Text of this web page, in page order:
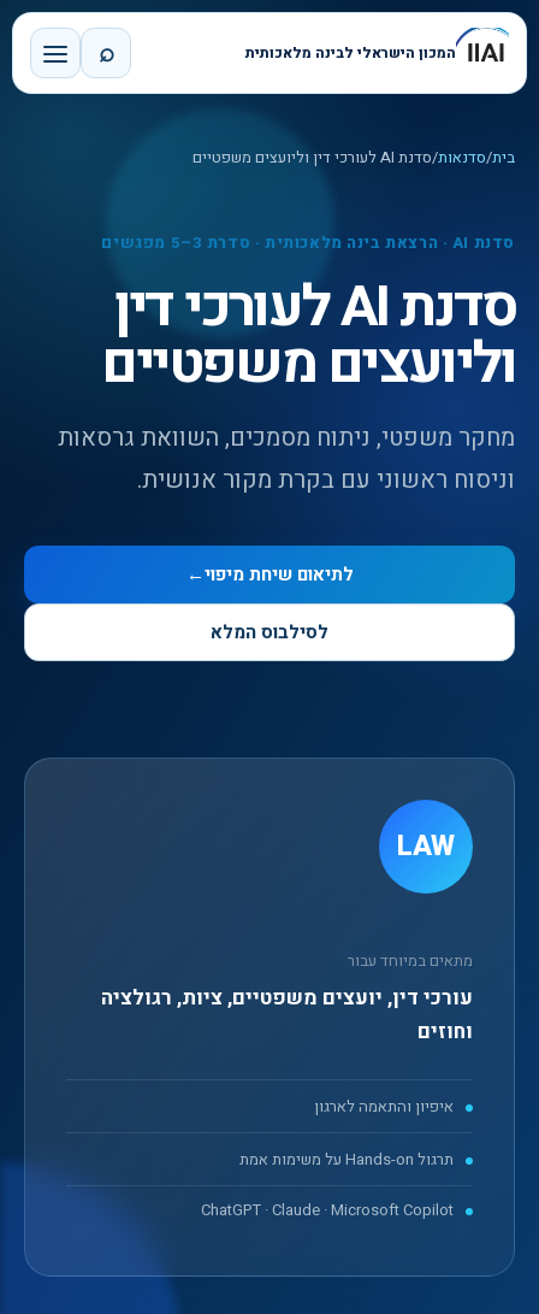
המכון הישראלי לבינה מלאכותית ⌕
בית/סדנאות/סדנת AI לעורכי דין וליועצים משפטיים
סדנת AI · הרצאת בינה מלאכותית · סדרת 3–5 מפגשים
סדנת AI לעורכי דין
וליועצים משפטיים
מחקר משפטי, ניתוח מסמכים, השוואת גרסאות
וניסוח ראשוני עם בקרת מקור אנושית.
לתיאום שיחת מיפוי←
לסילבוס המלא
LAW
מתאים במיוחד עבור
עורכי דין, יועצים משפטיים, ציות, רגולציה
וחוזים
איפיון והתאמה לארגון
תרגול Hands-on על משימות אמת
ChatGPT · Claude · Microsoft Copilot